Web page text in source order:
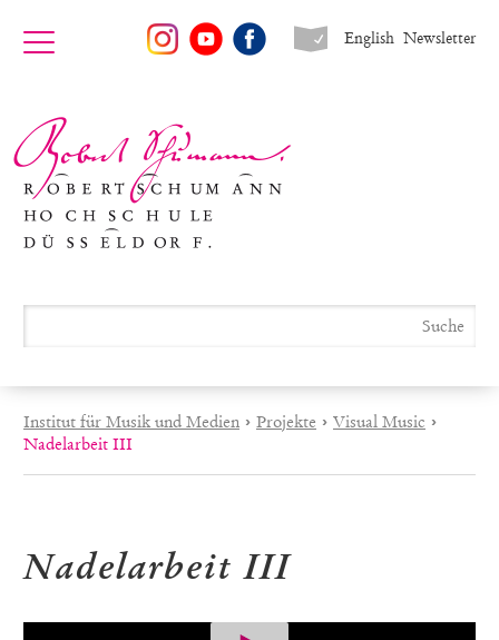
Newsletter
English
Institut für Musik und Medien › Projekte › Visual Music ›
Nadelarbeit III
Nadelarbeit III